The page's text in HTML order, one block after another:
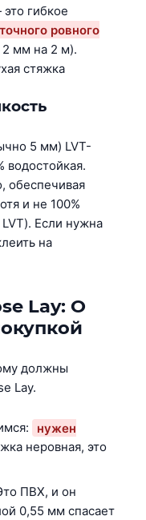
гибкое
ровного
2 мм на 2 м).
стяжка
5 мм) LVT-
водостойкая.
обеспечивая
и не 100%
Если нужна
на
Lay: О
должны
Lay.
нужен
неровная, это
ПВХ, и он
0,55 мм спасает